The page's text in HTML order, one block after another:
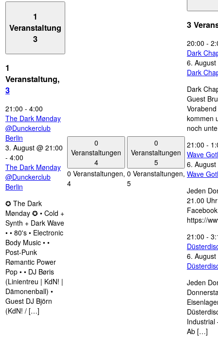
1
Veranstaltung
3
1
Veranstaltung,
3
21:00 - 4:00
The Dark Mønday
@Dunckerclub
Berlin
3. August @ 21:00
- 4:00
The Dark Mønday
@Dunckerclub
Berlin
✪ The Dark
Mønday ✪ • Cold +
Synth + Dark Wave
• • 80's • Electronic
Body Music • •
Post-Punk
Rømantic Power
Pop • • DJ Børis
(Linientreu | KdN! |
Dämonenball) •
Guest DJ Björn
(KdN! / […]
0
Veranstaltungen
4
0 Veranstaltungen,
4
0
Veranstaltungen
5
0 Veranstaltungen,
5
3
20:00 -
Dark
6.
Dark
Dark
Guest
kommen
noch
21:00 -
Wave
6.
Wave
Jeden
21.00
https://
21:00 -
6.
Jeden
Industrial
Ab […]